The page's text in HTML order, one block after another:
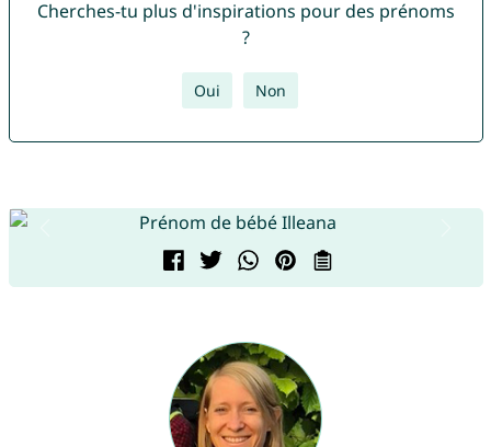
Cherches-tu plus d'inspirations pour des prénoms
?
Oui Non